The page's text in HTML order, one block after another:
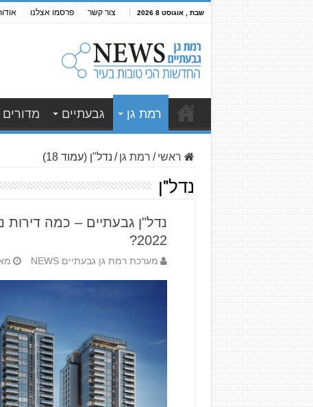
שבת , אוגוסט 8 2026 צור קשר פרסמו אצלנו
רמת גן גבעתיים מדורים
ראשי / רמת גן / נדל"ן (עמוד 18)
נדל"ן
נדל"ן גבעתיים – כמה דירות
2022?
מערכת רמת גן גבעתיים NEWS מאי 15,